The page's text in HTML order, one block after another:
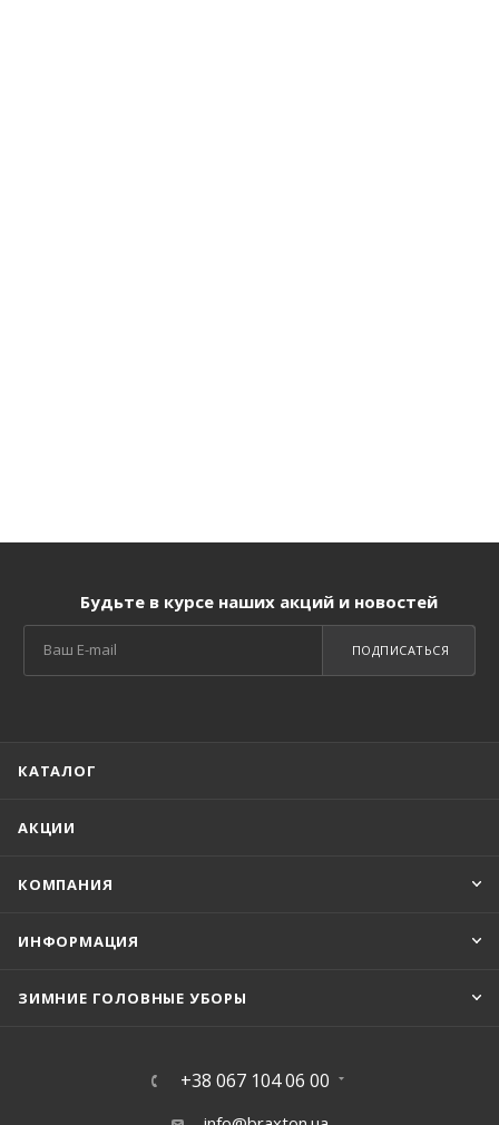
Будьте в курсе наших акций и новостей
ПОДПИСАТЬСЯ
КАТАЛОГ
АКЦИИ
КОМПАНИЯ
ИНФОРМАЦИЯ
ЗИМНИЕ ГОЛОВНЫЕ УБОРЫ
+38 067 104 06 00